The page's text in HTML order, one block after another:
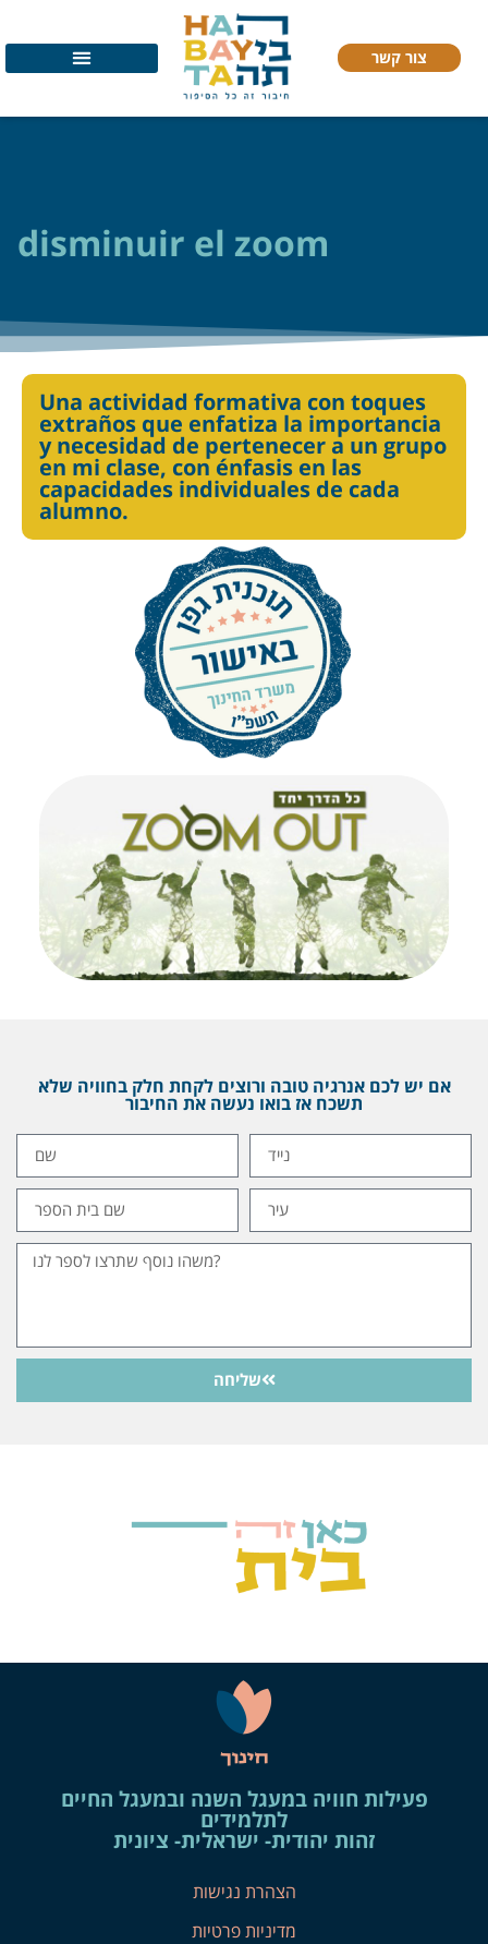
צור קשר
disminuir el zoom
Una actividad formativa con toques
extraños que enfatiza la importancia
y necesidad de pertenecer a un grupo
en mi clase, con énfasis en las
capacidades individuales de cada
alumno.
אם יש לכם אנרגיה טובה ורוצים לקחת חלק בחוויה שלא
תשכח אז בואו נעשה את החיבור
שליחה
פעילות חוויה במעגל השנה ובמעגל החיים
לתלמידים
זהות יהודית- ישראלית- ציונית
הצהרת נגישות
מדיניות פרטיות